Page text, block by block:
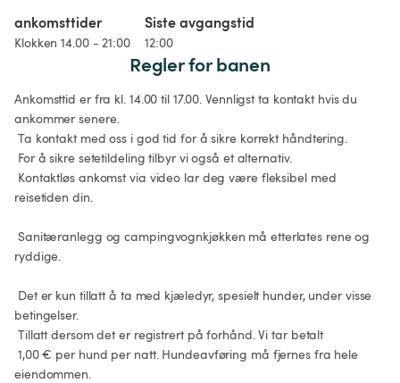
ankomsttider
Klokken 14.00 - 21:00
Siste avgangstid
12:00
Regler for banen
Ankomsttid er fra kl. 14.00 til 17.00. Vennligst ta kontakt hvis du
ankommer senere.
reisetiden din.
ryddige.
betingelser.
eiendommen.